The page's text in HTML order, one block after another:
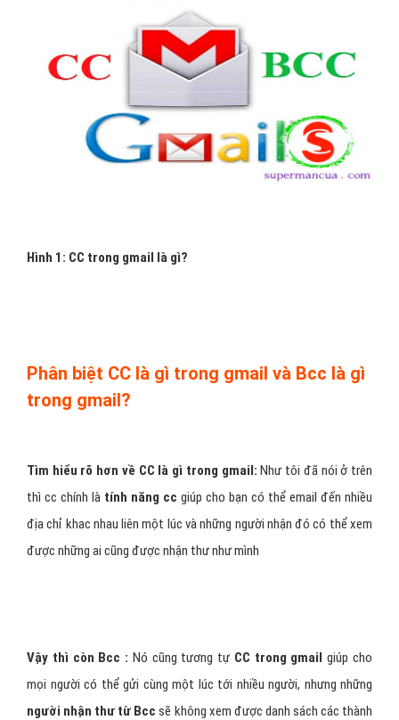
Hình 1: CC trong gmail là gì?
Phân biệt CC là gì trong gmail và Bcc là gì
trong gmail?
Tìm hiểu rõ hơn về CC là gì trong gmail: Như tôi đã nói ở trên
thì cc chính là tính năng cc giúp cho bạn có thể email đến nhiều
địa chỉ khac nhau liên một lúc và những người nhận đó có thể xem
được những ai cũng được nhận thư như mình
Vậy thì còn Bcc : Nó cũng tương tự CC trong gmail giúp cho
mọi người có thể gửi cùng một lúc tới nhiều người, nhưng những
người nhận thư từ Bcc sẽ không xem được danh sách các thành